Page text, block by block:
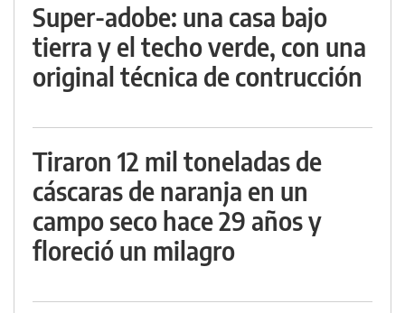
Super-adobe: una casa bajo
tierra y el techo verde, con una
original técnica de contrucción
Tiraron 12 mil toneladas de
cáscaras de naranja en un
campo seco hace 29 años y
floreció un milagro